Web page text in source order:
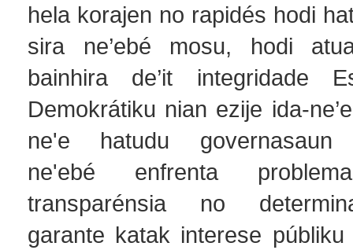
hela korajen no rapidés hodi
sira ne’ebé mosu, hodi
bainhira de’it integridade
Demokrátiku nian ezije ida-
ne'e hatudu governasaun
ne'ebé enfrenta
transparénsia no
garante katak interese públiku